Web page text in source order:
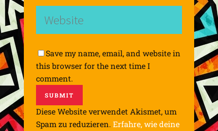
Save my name, email, and website in
this browser for the next time I
comment.
Diese Website verwendet Akismet, um
Spam zu reduzieren. Erfahre, wie deine